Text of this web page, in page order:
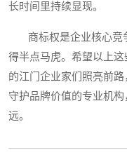
长时间里持续显现。
商标权是企业核心竞
得半点马虎。希望以上
的江门企业家们照亮前路
守护品牌价值的专业机
远。